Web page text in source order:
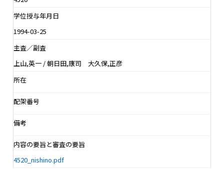
学位授与年月日
1994-03-25
主査／副査
上山,英一 / 朝日田,康司 大久保,正彦
所在
配架番号
備考
内容の要旨と審査の要旨
4520_nishino.pdf